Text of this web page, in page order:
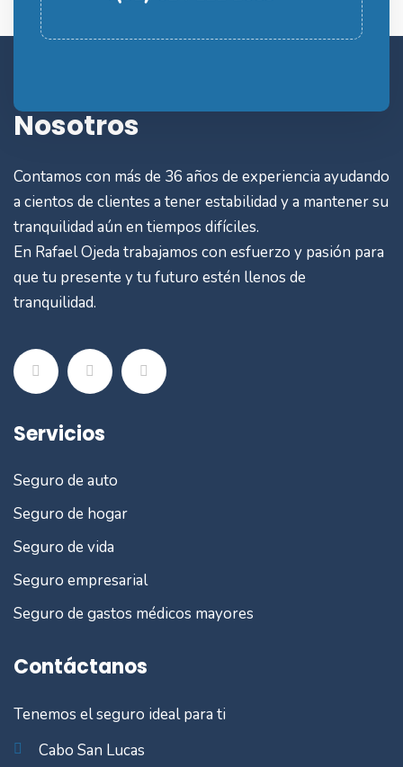
Nosotros
Contamos con más de 36 años de experiencia ayudando
a cientos de clientes a tener estabilidad y a mantener su
tranquilidad aún en tiempos difíciles.
En Rafael Ojeda trabajamos con esfuerzo y pasión para
que tu presente y tu futuro estén llenos de
tranquilidad.
Servicios
Seguro de auto
Seguro de hogar
Seguro de vida
Seguro empresarial
Seguro de gastos médicos mayores
Contáctanos
Tenemos el seguro ideal para ti
Cabo San Lucas